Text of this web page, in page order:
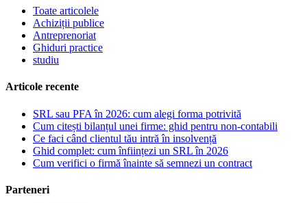
Toate articolele
Achiziții publice
Antreprenoriat
Ghiduri practice
studiu
Articole recente
SRL sau PFA în 2026: cum alegi forma potrivită
Cum citești bilanțul unei firme: ghid pentru non-contabili
Ce faci când clientul tău intră în insolvență
Ghid complet: cum înființezi un SRL în 2026
Cum verifici o firmă înainte să semnezi un contract
Parteneri